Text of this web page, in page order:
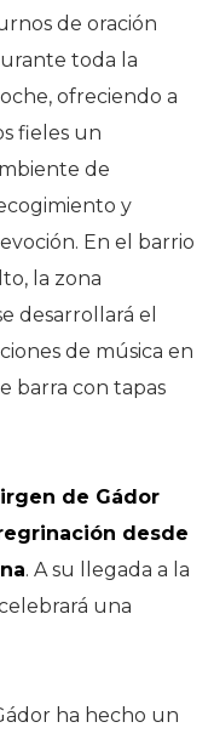
de oración
toda la
ofreciendo a
fieles un
de
y
En el barrio
la zona
desarrollará el
de música en
barra con tapas
de Gádor
desde
. A su llegada a la
una
ha hecho un